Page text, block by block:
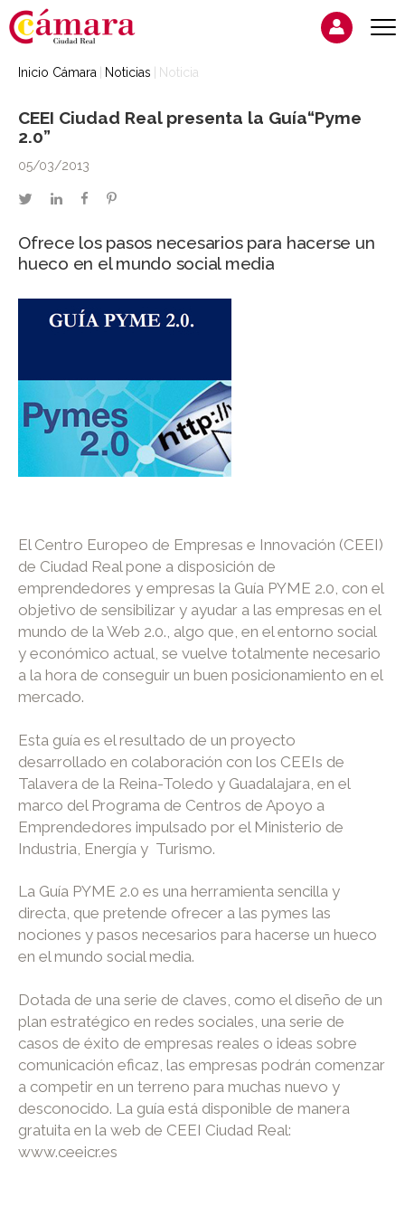
Inicio Cámara Noticias Noticia
CEEI Ciudad Real presenta la Guía“Pyme
2.0”
05/03/2013
twitterlinkedinfacebookpinterest
Ofrece los pasos necesarios para hacerse un
hueco en el mundo social media
El Centro Europeo de Empresas e Innovación (CEEI)
de Ciudad Real pone a disposición de
emprendedores y empresas la Guía PYME 2.0, con el
objetivo de sensibilizar y ayudar a las empresas en el
mundo de la Web 2.0., algo que, en el entorno social
y económico actual, se vuelve totalmente necesario
a la hora de conseguir un buen posicionamiento en el
mercado.
Esta guía es el resultado de un proyecto
desarrollado en colaboración con los CEEIs de
Talavera de la Reina-Toledo y Guadalajara, en el
marco del Programa de Centros de Apoyo a
Emprendedores impulsado por el Ministerio de
Industria, Energía y Turismo.
La Guía PYME 2.0 es una herramienta sencilla y
directa, que pretende ofrecer a las pymes las
nociones y pasos necesarios para hacerse un hueco
en el mundo social media.
Dotada de una serie de claves, como el diseño de un
plan estratégico en redes sociales, una serie de
casos de éxito de empresas reales o ideas sobre
comunicación eficaz, las empresas podrán comenzar
a competir en un terreno para muchas nuevo y
desconocido. La guía está disponible de manera
gratuita en la web de CEEI Ciudad Real:
www.ceeicr.es